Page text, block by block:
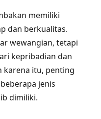
memiliki
dan berkualitas.
wewangian, tetapi
kepribadian dan
karena itu, penting
jenis
dimiliki.